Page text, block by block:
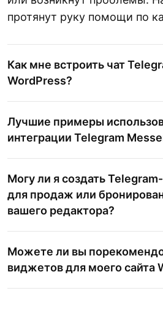
протянут руку помощи по
Как мне встроить чат
WordPress?
Лучшие примеры
интеграции Telegram
Могу ли я создать
для продаж или
вашего редактора?
Можете ли вы
виджетов для моего сайта